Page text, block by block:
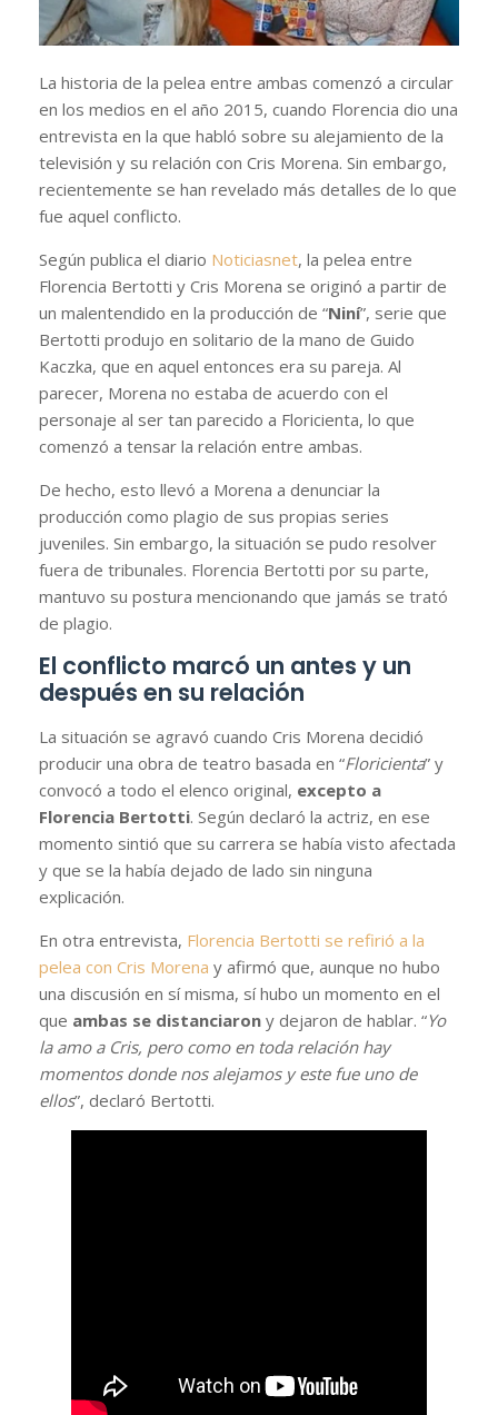
La historia de la pelea entre ambas comenzó a circular
en los medios en el año 2015, cuando Florencia dio una
entrevista en la que habló sobre su alejamiento de la
televisión y su relación con Cris Morena. Sin embargo,
recientemente se han revelado más detalles de lo que
fue aquel conflicto.
Según publica el diario Noticiasnet, la pelea entre
Florencia Bertotti y Cris Morena se originó a partir de
un malentendido en la producción de “Niní”, serie que
Bertotti produjo en solitario de la mano de Guido
Kaczka, que en aquel entonces era su pareja. Al
parecer, Morena no estaba de acuerdo con el
personaje al ser tan parecido a Floricienta, lo que
comenzó a tensar la relación entre ambas.
De hecho, esto llevó a Morena a denunciar la
producción como plagio de sus propias series
juveniles. Sin embargo, la situación se pudo resolver
fuera de tribunales. Florencia Bertotti por su parte,
mantuvo su postura mencionando que jamás se trató
de plagio.
El conflicto marcó un antes y un
después en su relación
La situación se agravó cuando Cris Morena decidió
producir una obra de teatro basada en “Floricienta” y
convocó a todo el elenco original, excepto a
Florencia Bertotti. Según declaró la actriz, en ese
momento sintió que su carrera se había visto afectada
y que se la había dejado de lado sin ninguna
explicación.
En otra entrevista, Florencia Bertotti se refirió a la
pelea con Cris Morena y afirmó que, aunque no hubo
una discusión en sí misma, sí hubo un momento en el
que ambas se distanciaron y dejaron de hablar. “Yo
la amo a Cris, pero como en toda relación hay
momentos donde nos alejamos y este fue uno de
ellos”, declaró Bertotti.